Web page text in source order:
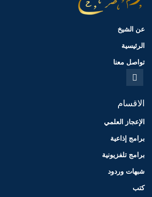
عن الشيخ
الرئيسية
تواصل معنا
الاقسام
الإعجاز العلمي
برامج إذاعية
برامج تلفزيونية
شبهات وردود
كتب